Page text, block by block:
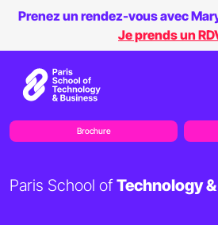
Paris School ofTechnology
Prenez un rendez-vous avec
Je prends un
Brochure